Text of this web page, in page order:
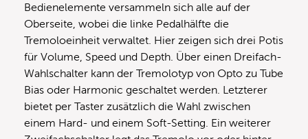
Bedienelemente versammeln sich alle auf der
Oberseite, wobei die linke Pedalhälfte die
Tremoloeinheit verwaltet. Hier zeigen sich drei Potis
für Volume, Speed und Depth. Über einen Dreifach-
Wahlschalter kann der Tremolotyp von Opto zu Tube
Bias oder Harmonic geschaltet werden. Letzterer
bietet per Taster zusätzlich die Wahl zwischen
einem Hard- und einem Soft-Setting. Ein weiterer